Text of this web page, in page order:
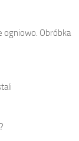
ogniowo. Obróbka